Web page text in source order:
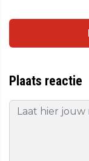
Plaats reactie